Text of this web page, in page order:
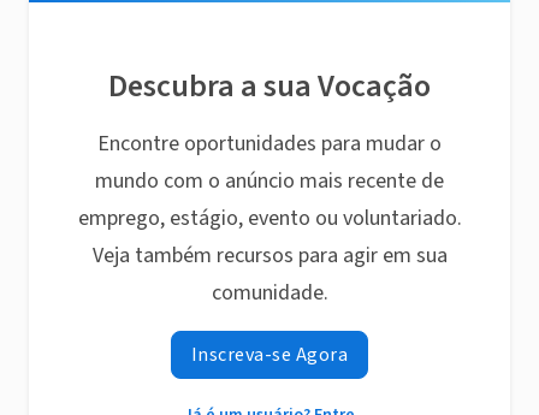
Descubra a sua Vocação
Encontre oportunidades para mudar o
mundo com o anúncio mais recente de
emprego, estágio, evento ou voluntariado.
Veja também recursos para agir em sua
comunidade.
Inscreva-se Agora